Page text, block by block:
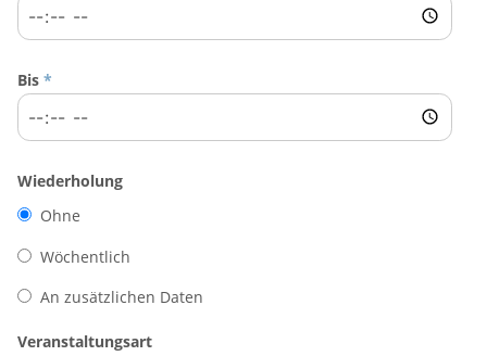
Bis *
Wiederholung
Ohne
Wöchentlich
An zusätzlichen Daten
Veranstaltungsart